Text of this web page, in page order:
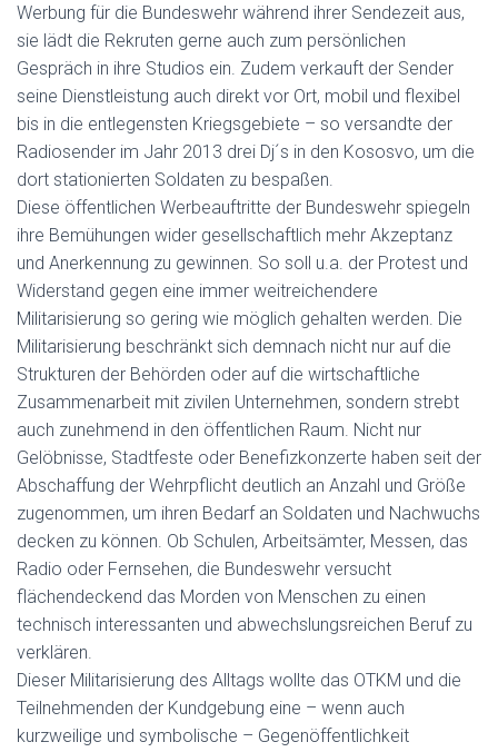
Werbung für die Bundeswehr während ihrer Sendezeit aus,
sie lädt die Rekruten gerne auch zum persönlichen
Gespräch in ihre Studios ein. Zudem verkauft der Sender
seine Dienstleistung auch direkt vor Ort, mobil und flexibel
bis in die entlegensten Kriegsgebiete – so versandte der
Radiosender im Jahr 2013 drei Dj´s in den Kososvo, um die
dort stationierten Soldaten zu bespaßen.
Diese öffentlichen Werbeauftritte der Bundeswehr spiegeln
ihre Bemühungen wider gesellschaftlich mehr Akzeptanz
und Anerkennung zu gewinnen. So soll u.a. der Protest und
Widerstand gegen eine immer weitreichendere
Militarisierung so gering wie möglich gehalten werden. Die
Militarisierung beschränkt sich demnach nicht nur auf die
Strukturen der Behörden oder auf die wirtschaftliche
Zusammenarbeit mit zivilen Unternehmen, sondern strebt
auch zunehmend in den öffentlichen Raum. Nicht nur
Gelöbnisse, Stadtfeste oder Benefizkonzerte haben seit der
Abschaffung der Wehrpflicht deutlich an Anzahl und Größe
zugenommen, um ihren Bedarf an Soldaten und Nachwuchs
decken zu können. Ob Schulen, Arbeitsämter, Messen, das
Radio oder Fernsehen, die Bundeswehr versucht
flächendeckend das Morden von Menschen zu einen
technisch interessanten und abwechslungsreichen Beruf zu
verklären.
Dieser Militarisierung des Alltags wollte das OTKM und die
Teilnehmenden der Kundgebung eine – wenn auch
kurzweilige und symbolische – Gegenöffentlichkeit